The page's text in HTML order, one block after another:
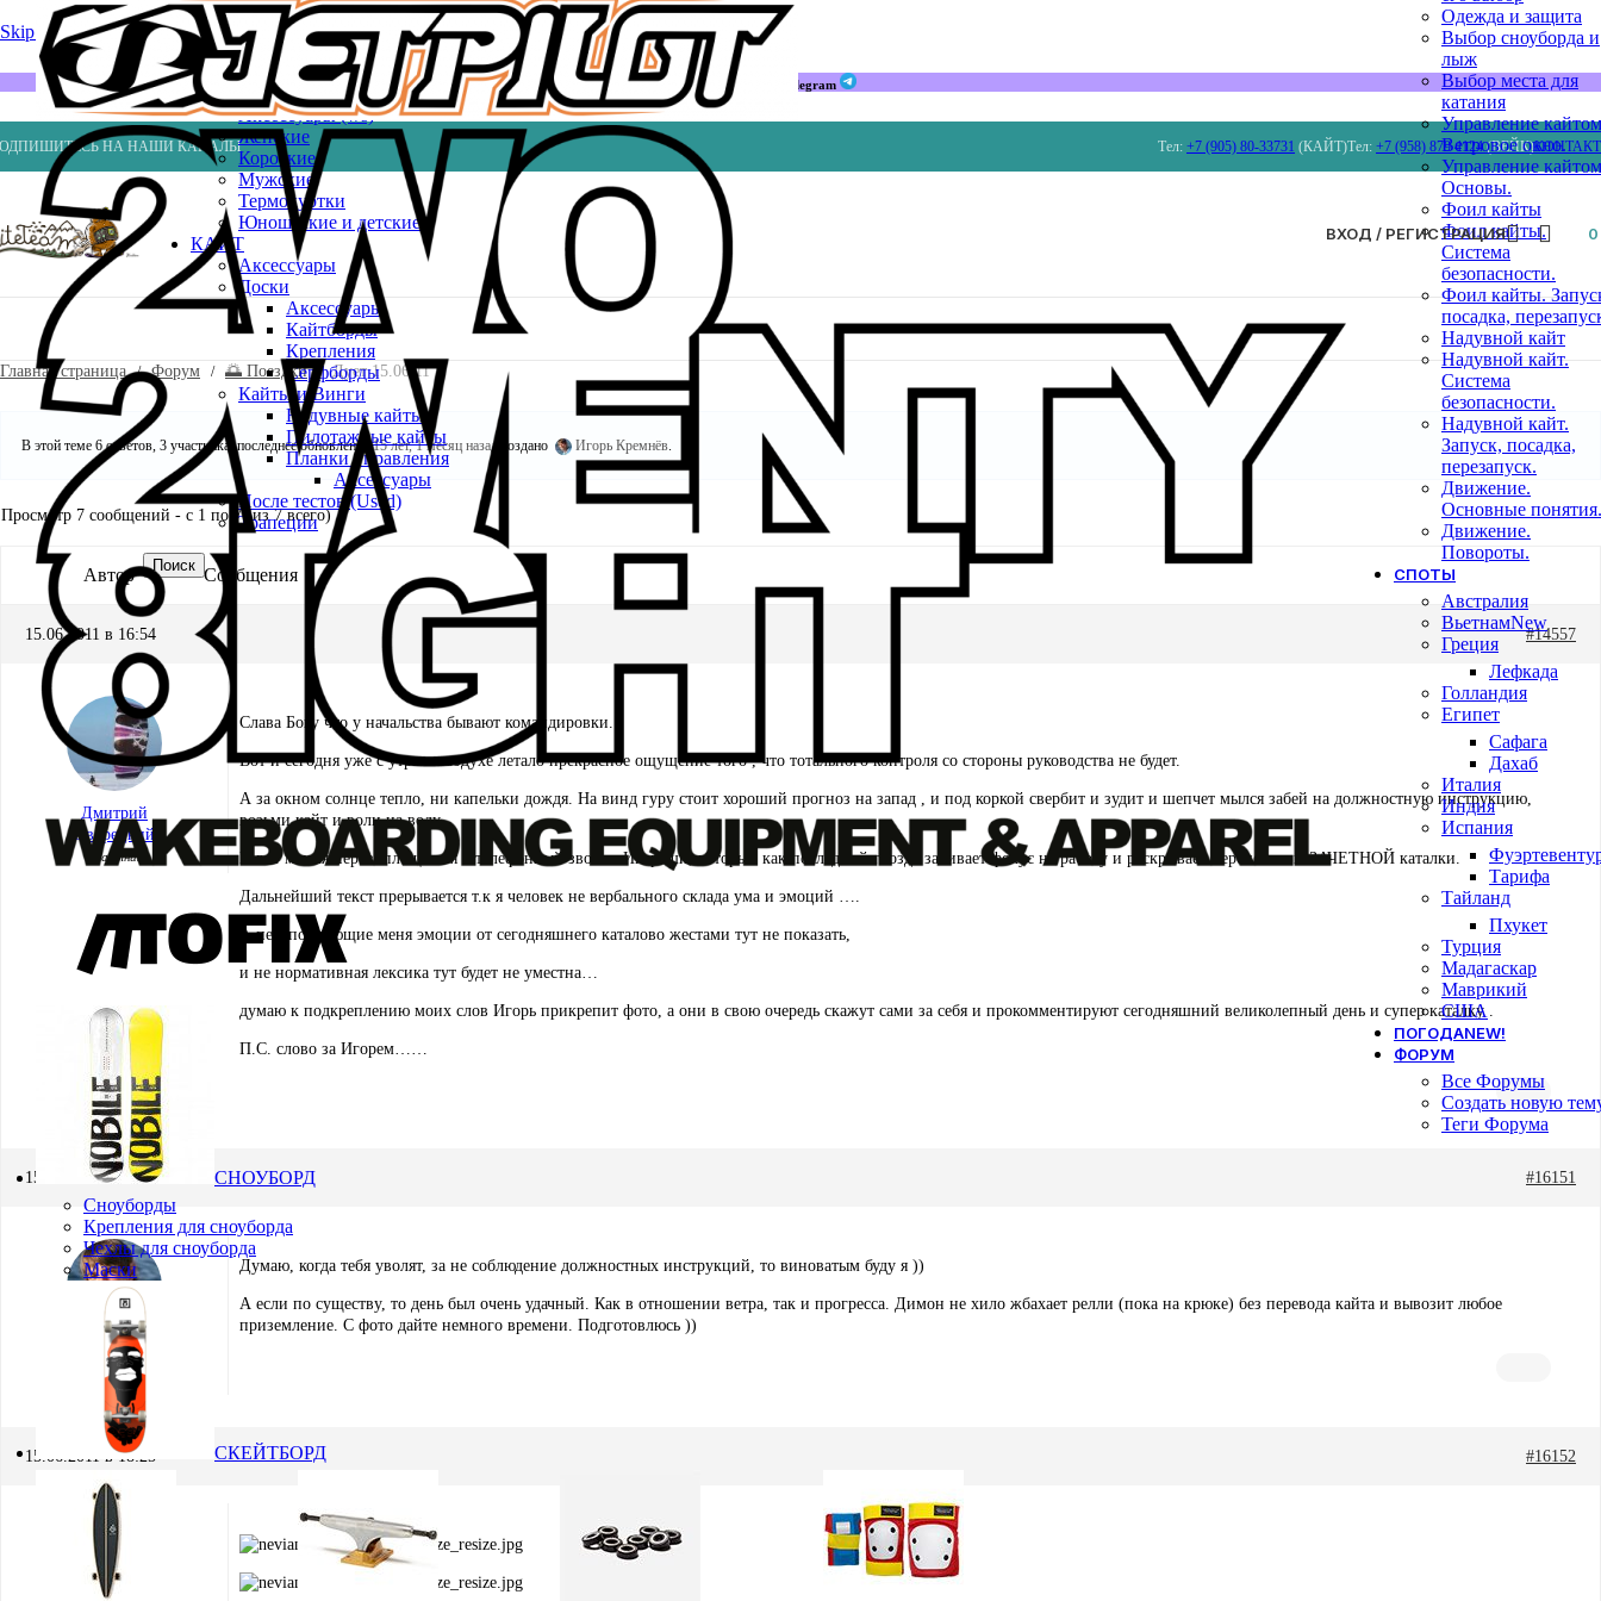
Skip to navigation Skip to main content
Мы в Telegram
НА НАШИ КАНАЛЫ Тел: +7 (905) 80-33731 (КАЙТ)Тел: +7 (958) 879 4124(ВЕЙК)
Весла
Насосы
ВЕЙК
Шлемы
ГИДРОКОСТЮМЫ
Аксессуары (ws)
Женские
Короткие
Мужские
Термокуртки
Юношеские и детские
КАЙТ
Аксессуары
Доски
Аксессуары
Кайтборды
Крепления
Серфборды
Кайты и Винги
Надувные кайты
Пилотажные кайты
Планки управления
Аксессуары
После тестов (Used)
Трапеции
Поиск
ВХОД / РЕГИСТРАЦИЯ 0
СНОУБОРД
Сноуборды
Крепления для сноуборда
Чехлы для сноуборда
Маски
СКЕЙТБОРД
Одежда и защита
Выбор сноуборда и
лыж
Выбор места для
катания
Управление
Ветровое окно.
Управление
Основы.
Фоил кайты
Фоил кайты.
Система
безопасности.
Фоил кайты.
посадка,
Надувной кайт
Надувной кайт.
Система
безопасности.
Надувной кайт.
Запуск, посадка,
перезапуск.
Движение.
Основные понятия.
Движение.
Повороты.
СПОТЫ
Австралия
ВьетнамNew
Греция
Лефкада
Голландия
Египет
Сафага
Дахаб
Италия
Индия
Испания
Тарифа
Тайланд
Пхукет
Турция
Мадагаскар
Маврикий
США
ПОГОДАNEW!
ФОРУМ
Все Форумы
Создать новую
Теги Форума
Главная страница Форум 🌅 Поездки Дует 15.06.11
В этой теме 6 ответов, 3 участника, последнее обновление15 лет, 1 месяц назад создано Игорь Кремнёв.
Просмотр 7 сообщений - с 1 по 7 (из 7 всего)
Автор Сообщения
15.06.2011 в 16:54 #14557
Дмитрий
Дворецкий
Участник
Слава Богу что у начальства бывают командировки.
Вот и сегодня уже с утра в воздухе летало прекрасное ощущение того , что тотального контроля со стороны руководства не будет.
А за окном солнце тепло, ни капельки дождя. На винд гуру стоит хороший прогноз на запад , и под коркой свербит и зудит и шепчет мылся забей на должностную инструкцию,
возьми кайт и воли на воду.
И вот мысля перевоплощается в телефонный звонок Игореши, который как последний гвоздь забивает фокус на работу и раскрывает перспективы ЗАЧЕТНОЙ каталки.
Дальнейший текст прерывается т.к я человек не вербального склада ума и эмоций ….
А переполняющие меня эмоции от сегодняшнего каталово жестами тут не показать,
и не нормативная лексика тут будет не уместна…
думаю к подкреплению моих слов Игорь прикрепит фото, а они в свою очередь скажут сами за себя и прокомментируют сегодняшний великолепный день и супер каталку .
П.С. слово за Игорем……
15.06.2011 в 17:26 #16151
Игорь Кремнёв
Хранитель
Думаю, когда тебя уволят, за не соблюдение должностных инструкций, то виноватым буду я ))
А если по существу, то день был очень удачный. Как в отношении ветра, так и прогресса. Димон не хило жбахает релли (пока на крюке) без перевода кайта и вывозит любое
приземление. С фото дайте немного времени. Подготовлюсь ))
15.06.2011 в 18:25 #16152